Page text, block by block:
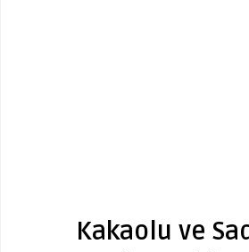
Kakaolu ve